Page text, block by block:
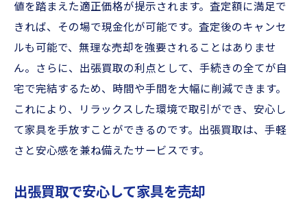
値を踏まえた適正価格が提示されます。査定額に満足で
きれば、その場で現金化が可能です。査定後のキャンセ
ルも可能で、無理な売却を強要されることはありませ
ん。さらに、出張買取の利点として、手続きの全てが自
宅で完結するため、時間や手間を大幅に削減できます。
これにより、リラックスした環境で取引ができ、安心し
て家具を手放すことができるのです。出張買取は、手軽
さと安心感を兼ね備えたサービスです。
出張買取で安心して家具を売却